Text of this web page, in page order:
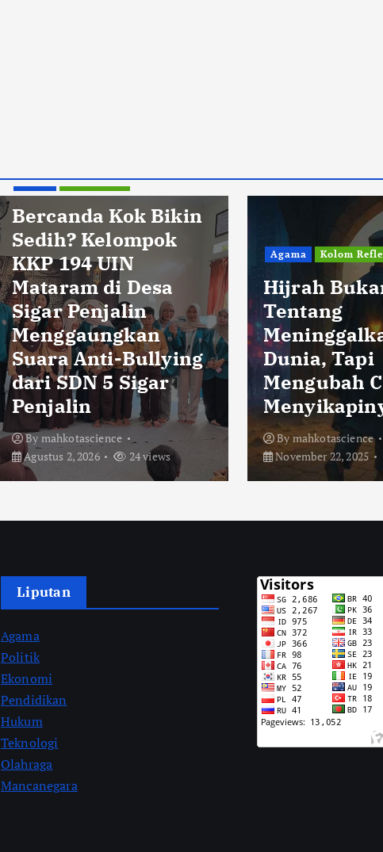
Berita Pendidikan
Bercanda Kok Bikin
Sedih? Kelompok
KKP 194 UIN
Mataram di Desa
Sigar Penjalin
Menggaungkan
Suara Anti-Bullying
dari SDN 5 Sigar
Penjalin
By mahkotascience
Agustus 2, 2026
24 views
Agama Kolom
Hijrah
Tentang
Dunia, Tapi
Mengubah
By mahkotascience
November 22, 2025
Liputan
Agama
Politik
Ekonomi
Pendidikan
Hukum
Teknologi
Olahraga
Mancanegara